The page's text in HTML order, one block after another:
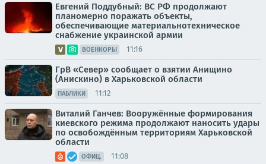
Евгений Поддубный: ВС РФ продолжают
планомерно поражать объекты,
обеспечивающие материальнотехническое
снабжение украинской армии
ВОЕНКОРЫ 11:16
ГрВ «Север» сообщает о взятии Анищино
(Анискино) в Харьковской области
ПАБЛИКИ 11:12
Виталий Ганчев: Вооружённые формирования
киевского режима продолжают наносить удары
по освобождённым территориям Харьковской
области
ОФИЦ. 11:08